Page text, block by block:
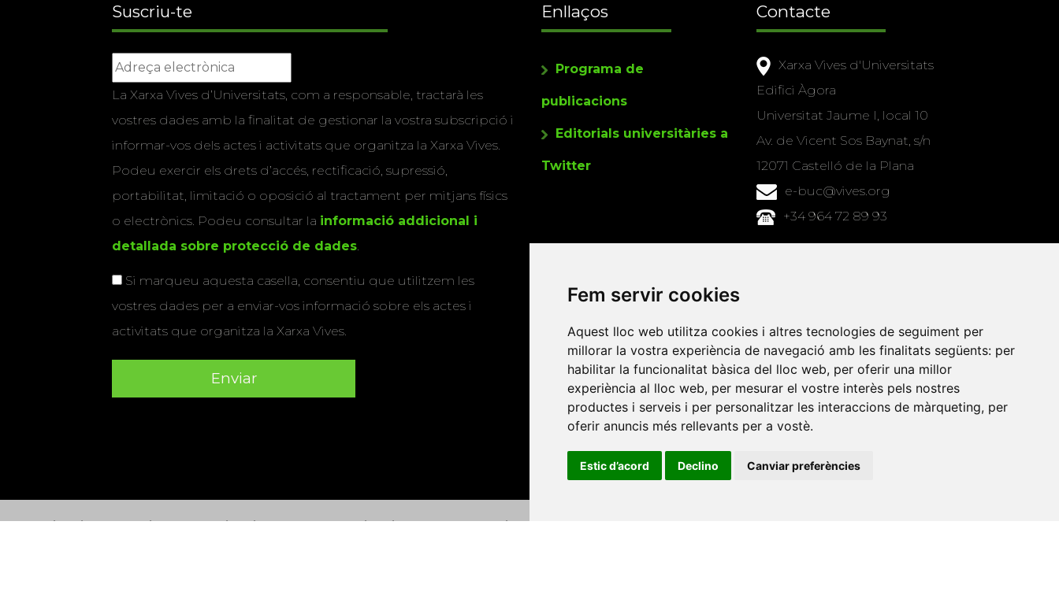
Fem servir cookies
Aquest lloc web utilitza cookies i altres tecnologies de seguiment per
millorar la vostra experiència de navegació amb les finalitats següents: per
habilitar la funcionalitat bàsica del lloc web, per oferir una millor
experiència al lloc web, per mesurar el vostre interès pels nostres
productes i serveis i per personalitzar les interaccions de màrqueting, per
oferir anuncis més rellevants per a vostè.
Estic d’acord Declino Canviar preferències
Suscriu-te
La Xarxa Vives d’Universitats, com a responsable, tractarà les
vostres dades amb la finalitat de gestionar la vostra subscripció i
informar-vos dels actes i activitats que organitza la Xarxa Vives.
Podeu exercir els drets d’accés, rectificació, supressió,
portabilitat, limitació o oposició al tractament per mitjans físics
o electrònics. Podeu consultar la informació addicional i
detallada sobre protecció de dades
Si marqueu aquesta casella, consentiu que utilitzem les
vostres dades per a enviar-vos informació sobre els actes i
activitats que organitza la Xarxa Vives.
Enllaços
Programa de
publicacions
Editorials universitàries a
Twitter
Contacte
Xarxa Vives d'Universitats
Edifici Àgora
Universitat Jaume I, local 10
Av. de Vicent Sos Baynat, s/n
12071 Castelló de la Plana
e-buc@vives.org
+34 964 72 89 93
Universitat Abat Oliba CEU•Universitat d'Alacant•Universitat d'Andorra•Universitat Autònoma de Barcelona